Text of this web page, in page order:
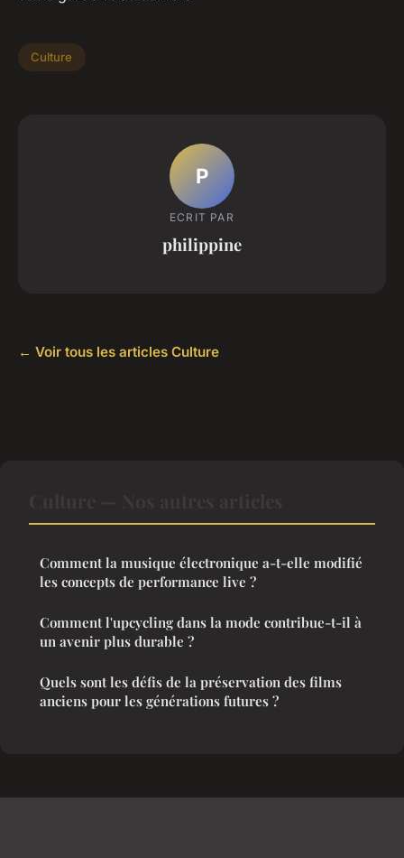
Culture
P
ECRIT PAR
philippine
← Voir tous les articles Culture
Comment la musique électronique a-t-elle modifié
les concepts de performance live ?
Comment l'upcycling dans la mode contribue-t-il à
un avenir plus durable ?
Quels sont les défis de la préservation des films
anciens pour les générations futures ?